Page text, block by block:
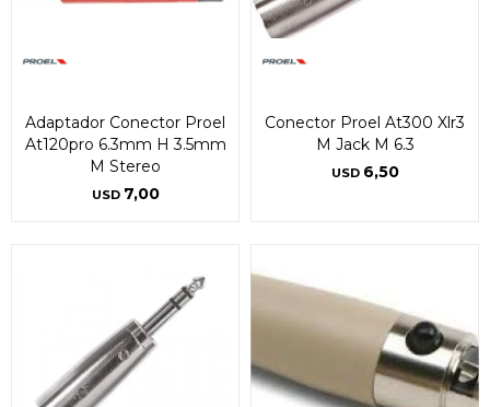
Adaptador Conector Proel
At120pro 6.3mm H 3.5mm
M Stereo
USD 7,00
Conector Proel At300 Xlr3
M Jack M 6.3
USD 6,50